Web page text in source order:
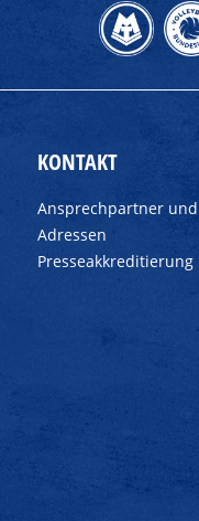
KONTAKT
Ansprechpartner und
Adressen
Presseakkreditierung